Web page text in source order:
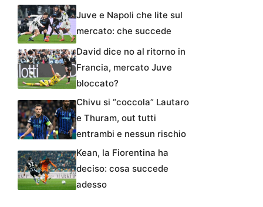
Juve e Napoli che lite sul
mercato: che succede
David dice no al ritorno in
Francia, mercato Juve
bloccato?
Chivu si “coccola” Lautaro
e Thuram, out tutti
entrambi e nessun rischio
Kean, la Fiorentina ha
deciso: cosa succede
adesso